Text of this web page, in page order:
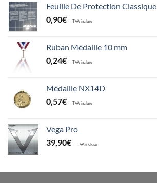
Feuille De Protection Classique
0,90€ TVA incluse
Ruban Médaille 10 mm
0,24€ TVA incluse
Médaille NX14D
0,57€ TVA incluse
Vega Pro
39,90€ TVA incluse